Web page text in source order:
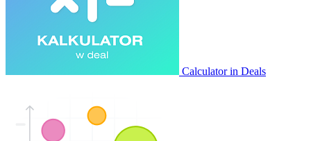
Calculator in Deals